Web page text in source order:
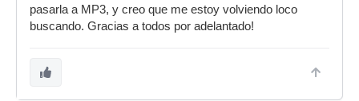
pasarla a MP3, y creo que me estoy volviendo loco
buscando. Gracias a todos por adelantado!